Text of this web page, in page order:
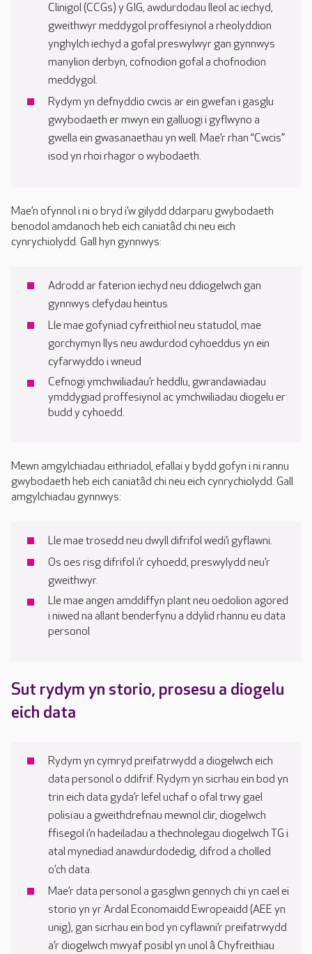
Clinigol (CCGs) y GIG, awdurdodau lleol ac iechyd,
gweithwyr meddygol proffesiynol a rheolyddion
ynghylch iechyd a gofal preswylwyr gan gynnwys
manylion derbyn, cofnodion gofal a chofnodion
meddygol.
Rydym yn defnyddio cwcis ar ein gwefan i gasglu
gwybodaeth er mwyn ein galluogi i gyflwyno a
gwella ein gwasanaethau yn well. Mae’r rhan “Cwcis”
isod yn rhoi rhagor o wybodaeth.
Mae’n ofynnol i ni o bryd i’w gilydd ddarparu gwybodaeth
benodol amdanoch heb eich caniatâd chi neu eich
cynrychiolydd. Gall hyn gynnwys:
Adrodd ar faterion iechyd neu ddiogelwch gan
gynnwys clefydau heintus
Lle mae gofyniad cyfreithiol neu statudol, mae
gorchymyn llys neu awdurdod cyhoeddus yn ein
cyfarwyddo i wneud
Cefnogi ymchwiliadau’r heddlu, gwrandawiadau
ymddygiad proffesiynol ac ymchwiliadau diogelu er
budd y cyhoedd.
Mewn amgylchiadau eithriadol, efallai y bydd gofyn i ni rannu
gwybodaeth heb eich caniatâd chi neu eich cynrychiolydd. Gall
amgylchiadau gynnwys:
Lle mae trosedd neu dwyll difrifol wedi’i gyflawni.
Os oes risg difrifol i’r cyhoedd, preswylydd neu’r
gweithwyr.
Lle mae angen amddiffyn plant neu oedolion agored
i niwed na allant benderfynu a ddylid rhannu eu data
personol
Sut rydym yn storio, prosesu a diogelu
eich data
Rydym yn cymryd preifatrwydd a diogelwch eich
data personol o ddifrif. Rydym yn sicrhau ein bod yn
trin eich data gyda’r lefel uchaf o ofal trwy gael
polisïau a gweithdrefnau mewnol clir, diogelwch
ffisegol i’n hadeiladau a thechnolegau diogelwch TG i
atal mynediad anawdurdodedig, difrod a cholled
o’ch data.
Mae’r data personol a gasglwn gennych chi yn cael ei
storio yn yr Ardal Economaidd Ewropeaidd (AEE yn
unig), gan sicrhau ein bod yn cyflawni’r preifatrwydd
a’r diogelwch mwyaf posibl yn unol â Chyfreithiau